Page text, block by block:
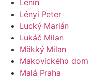
Lenin
Lényi Peter
Lucký Marián
Lukáč Milan
Mäkký Milan
Makovického dom
Malá Praha